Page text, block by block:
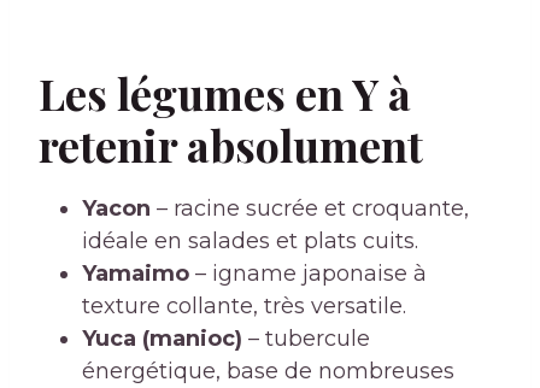
Les légumes en Y à
retenir absolument
Yacon – racine sucrée et croquante,
idéale en salades et plats cuits.
Yamaimo – igname japonaise à
texture collante, très versatile.
Yuca (manioc) – tubercule
énergétique, base de nombreuses